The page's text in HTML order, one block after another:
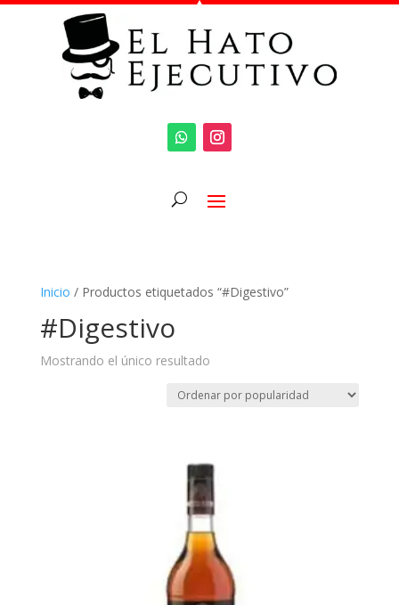
Inicio / Productos etiquetados “#Digestivo”
#Digestivo
Mostrando el único resultado